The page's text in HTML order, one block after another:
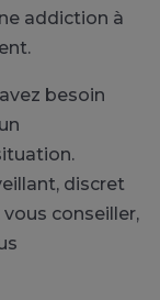
addiction à
besoin
discret
conseiller,